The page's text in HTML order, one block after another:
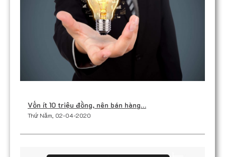
Vốn ít 10 triệu đồng, nên bán hàng…
Thứ Năm, 02-04-2020